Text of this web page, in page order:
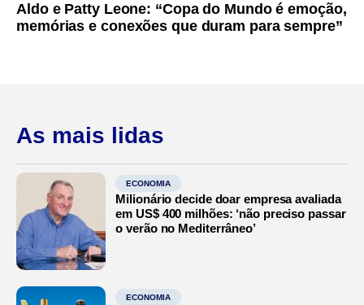
Aldo e Patty Leone: “Copa do Mundo é emoção,
memórias e conexões que duram para sempre”
As mais lidas
ECONOMIA
Milionário decide doar empresa avaliada
em US$ 400 milhões: ‘não preciso passar
o verão no Mediterrâneo’
ECONOMIA